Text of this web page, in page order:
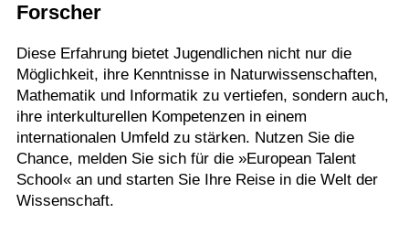
Forscher
Diese Erfahrung bietet Jugendlichen nicht nur die
Möglichkeit, ihre Kenntnisse in Naturwissenschaften,
Mathematik und Informatik zu vertiefen, sondern auch,
ihre interkulturellen Kompetenzen in einem
internationalen Umfeld zu stärken. Nutzen Sie die
Chance, melden Sie sich für die »European Talent
School« an und starten Sie Ihre Reise in die Welt der
Wissenschaft.